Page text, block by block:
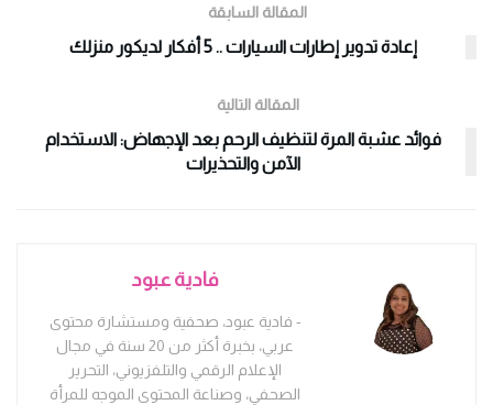
المقالة السابقة
إعادة تدوير إطارات السيارات .. 5 أفكار لديكور منزلك
المقالة التالية
فوائد عشبة المرة لتنظيف الرحم بعد الإجهاض: الاستخدام
الآمن والتحذيرات
فادية عبود
- فادية عبود، صحفية ومستشارة محتوى
عربي، بخبرة أكثر من 20 سنة في مجال
الإعلام الرقمي والتلفزيوني، التحرير
الصحفي، وصناعة المحتوى الموجه للمرأة